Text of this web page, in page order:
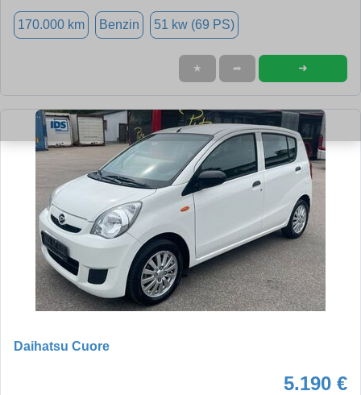
170.000 km Benzin 51 kw (69 PS)
★ ➦ ➜
Daihatsu Cuore
5.190 €